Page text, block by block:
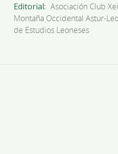
Editorial
Asociación Club
Montaña Occidental Astur-
de Estudios Leoneses